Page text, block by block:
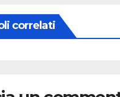
correlati